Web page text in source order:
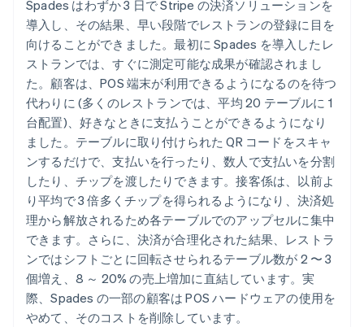
Spades はわずか 3 日で Stripe の決済ソリューションを
導入し、その結果、早い段階でレストランの登録に目を
向けることができました。最初に Spades を導入したレ
ストランでは、すぐに測定可能な成果が確認されまし
た。顧客は、POS 端末が利用できるようになるのを待つ
代わりに (多くのレストランでは、平均 20 テーブルに 1
台配置)、好きなときに支払うことができるようになり
ました。テーブルに取り付けられた QR コードをスキャ
ンするだけで、支払いを行ったり、数人で支払いを分割
したり、チップを渡したりできます。接客係は、以前よ
り平均で 3 倍多くチップを得られるようになり、決済処
理から解放されるため各テーブルでのアップセルに集中
できます。さらに、決済が合理化された結果、レストラ
ンではシフトごとに回転させられるテーブル数が 2 〜 3
個増え、8 ～ 20% の売上増加に直結しています。実
際、Spades の一部の顧客は POS ハードウェアの使用を
やめて、そのコストを削除しています。